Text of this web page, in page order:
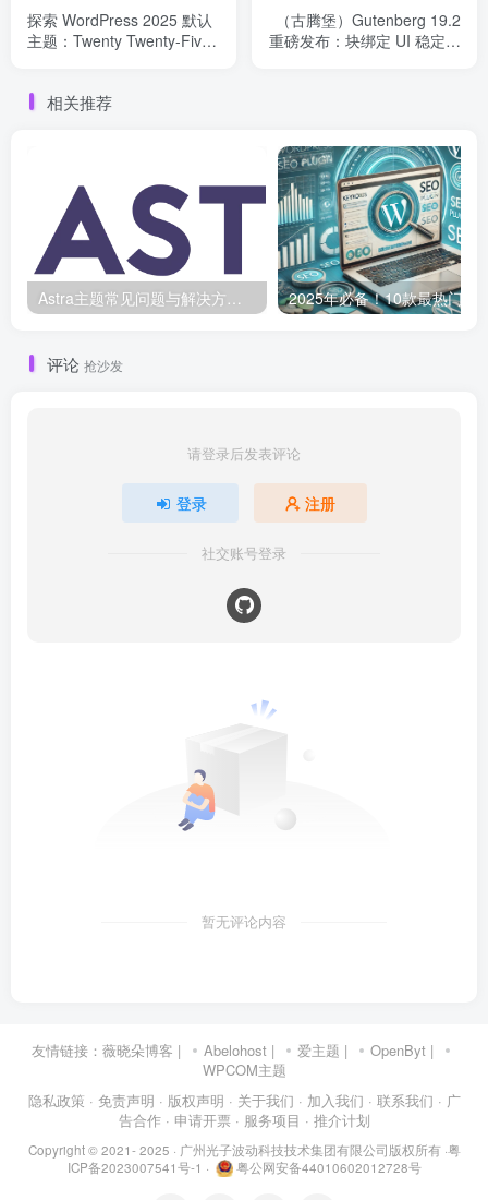
探索 WordPress 2025 默认
主题：Twenty Twenty-Five
（古腾堡）Gutenberg 19.2
重磅发布：块绑定 UI 稳定集
相关推荐
评论 抢沙发
请登录后发表评论
登录 注册
社交账号登录
暂无评论内容
友情链接： 薇晓朵博客 | Abelohost | 爱主题 | OpenByt |
WPCOM主题
隐私政策 · 免责声明 · 版权声明 · 关于我们 · 加入我们 · 联系我们 · 广
告合作 · 申请开票 · 服务项目 · 推介计划
Copyright © 2021- 2025 · 广州光子波动科技技术集团有限公司版权所有·粤
ICP备2023007541号-1 · 粤公网安备44010602012728号